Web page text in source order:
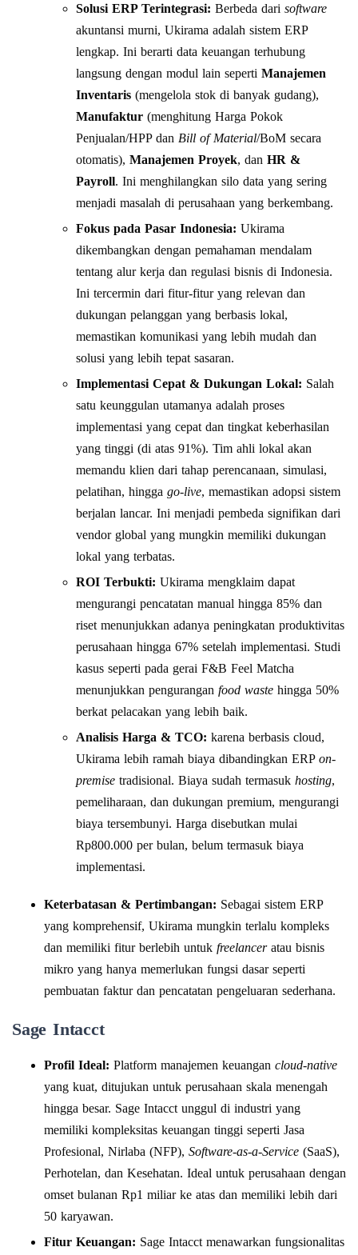
Solusi ERP Terintegrasi: Berbeda dari software
akuntansi murni, Ukirama adalah sistem ERP
lengkap. Ini berarti data keuangan terhubung
langsung dengan modul lain seperti Manajemen
Inventaris (mengelola stok di banyak gudang),
Manufaktur (menghitung Harga Pokok
Penjualan/HPP dan Bill of Material/BoM secara
otomatis), Manajemen Proyek, dan HR &
Payroll. Ini menghilangkan silo data yang sering
menjadi masalah di perusahaan yang berkembang.
Fokus pada Pasar Indonesia: Ukirama
dikembangkan dengan pemahaman mendalam
tentang alur kerja dan regulasi bisnis di Indonesia.
Ini tercermin dari fitur-fitur yang relevan dan
dukungan pelanggan yang berbasis lokal,
memastikan komunikasi yang lebih mudah dan
solusi yang lebih tepat sasaran.
Implementasi Cepat & Dukungan Lokal: Salah
satu keunggulan utamanya adalah proses
implementasi yang cepat dan tingkat keberhasilan
yang tinggi (di atas 91%). Tim ahli lokal akan
memandu klien dari tahap perencanaan, simulasi,
pelatihan, hingga go-live, memastikan adopsi sistem
berjalan lancar. Ini menjadi pembeda signifikan dari
vendor global yang mungkin memiliki dukungan
lokal yang terbatas.
ROI Terbukti: Ukirama mengklaim dapat
mengurangi pencatatan manual hingga 85% dan
riset menunjukkan adanya peningkatan produktivitas
perusahaan hingga 67% setelah implementasi. Studi
kasus seperti pada gerai F&B Feel Matcha
menunjukkan pengurangan food waste hingga 50%
berkat pelacakan yang lebih baik.
Analisis Harga & TCO: karena berbasis cloud,
Ukirama lebih ramah biaya dibandingkan ERP on-
premise tradisional. Biaya sudah termasuk hosting,
pemeliharaan, dan dukungan premium, mengurangi
biaya tersembunyi. Harga disebutkan mulai
Rp800.000 per bulan, belum termasuk biaya
implementasi.
Keterbatasan & Pertimbangan: Sebagai sistem ERP
yang komprehensif, Ukirama mungkin terlalu kompleks
dan memiliki fitur berlebih untuk freelanceratau bisnis
mikro yang hanya memerlukan fungsi dasar seperti
pembuatan faktur dan pencatatan pengeluaran sederhana.
Sage Intacct
Profil Ideal: Platform manajemen keuangan cloud-native
yang kuat, ditujukan untuk perusahaan skala menengah
hingga besar. Sage Intacct unggul di industri yang
memiliki kompleksitas keuangan tinggi seperti Jasa
Profesional, Nirlaba (NFP), Software-as-a-Service (SaaS),
Perhotelan, dan Kesehatan. Ideal untuk perusahaan dengan
omset bulanan Rp1 miliar ke atas dan memiliki lebih dari
50 karyawan.
Fitur Keuangan: Sage Intacct menawarkan fungsionalitas